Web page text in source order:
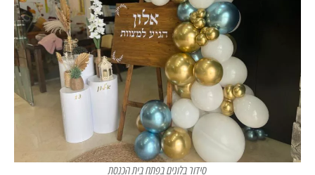
סידור בלונים בפתח בית הכנסת